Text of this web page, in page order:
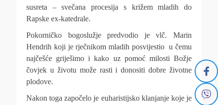
susreta – svečana procesija s križem mladih do
Rapske ex-katedrale.
Pokorničko bogoslužje predvodio je vlč. Marin
Hendrih koji je rječnikom mladih posvijestio u čemu
najčešće griješimo i kako uz pomoć milosti Božje
čovjek u životu može rasti i donositi dobre životne
plodove.
Nakon toga započelo je euharistijsko klanjanje koje je